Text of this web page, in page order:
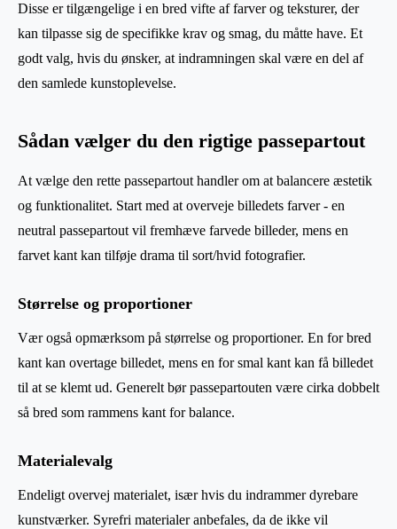
Disse er tilgængelige i en bred vifte af farver og teksturer, der
kan tilpasse sig de specifikke krav og smag, du måtte have. Et
godt valg, hvis du ønsker, at indramningen skal være en del af
den samlede kunstoplevelse.
Sådan vælger du den rigtige passepartout
At vælge den rette passepartout handler om at balancere æstetik
og funktionalitet. Start med at overveje billedets farver - en
neutral passepartout vil fremhæve farvede billeder, mens en
farvet kant kan tilføje drama til sort/hvid fotografier.
Størrelse og proportioner
Vær også opmærksom på størrelse og proportioner. En for bred
kant kan overtage billedet, mens en for smal kant kan få billedet
til at se klemt ud. Generelt bør passepartouten være cirka dobbelt
så bred som rammens kant for balance.
Materialevalg
Endeligt overvej materialet, især hvis du indrammer dyrebare
kunstværker. Syrefri materialer anbefales, da de ikke vil